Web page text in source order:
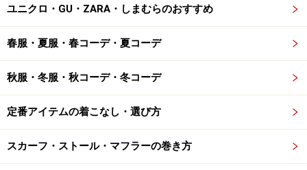
ように適当な布の切れ端などにクリームを少量押し出
し、伸ばしながら拭きとるだけ。伸びがいいので、素早
く全体になじませることができます。
レザー製の冬靴やブーツ、バッグは衣替えの前に一度お
手入れしてから収納するのがおすすめです。
無印良品のシューズケア用品、ぜひチェックしてみてく
ださいね！
ユニクロ・GU・ZARA・しまむらのおすすめ
春服・夏服・春コーデ・夏コーデ
秋服・冬服・秋コーデ・冬コーデ
定番アイテムの着こなし・選び方
スカーフ・ストール・マフラーの巻き方